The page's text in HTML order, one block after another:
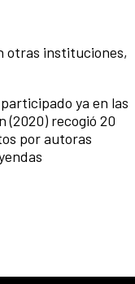
otras instituciones,
ya en las
(2020) recogió 20
por autoras